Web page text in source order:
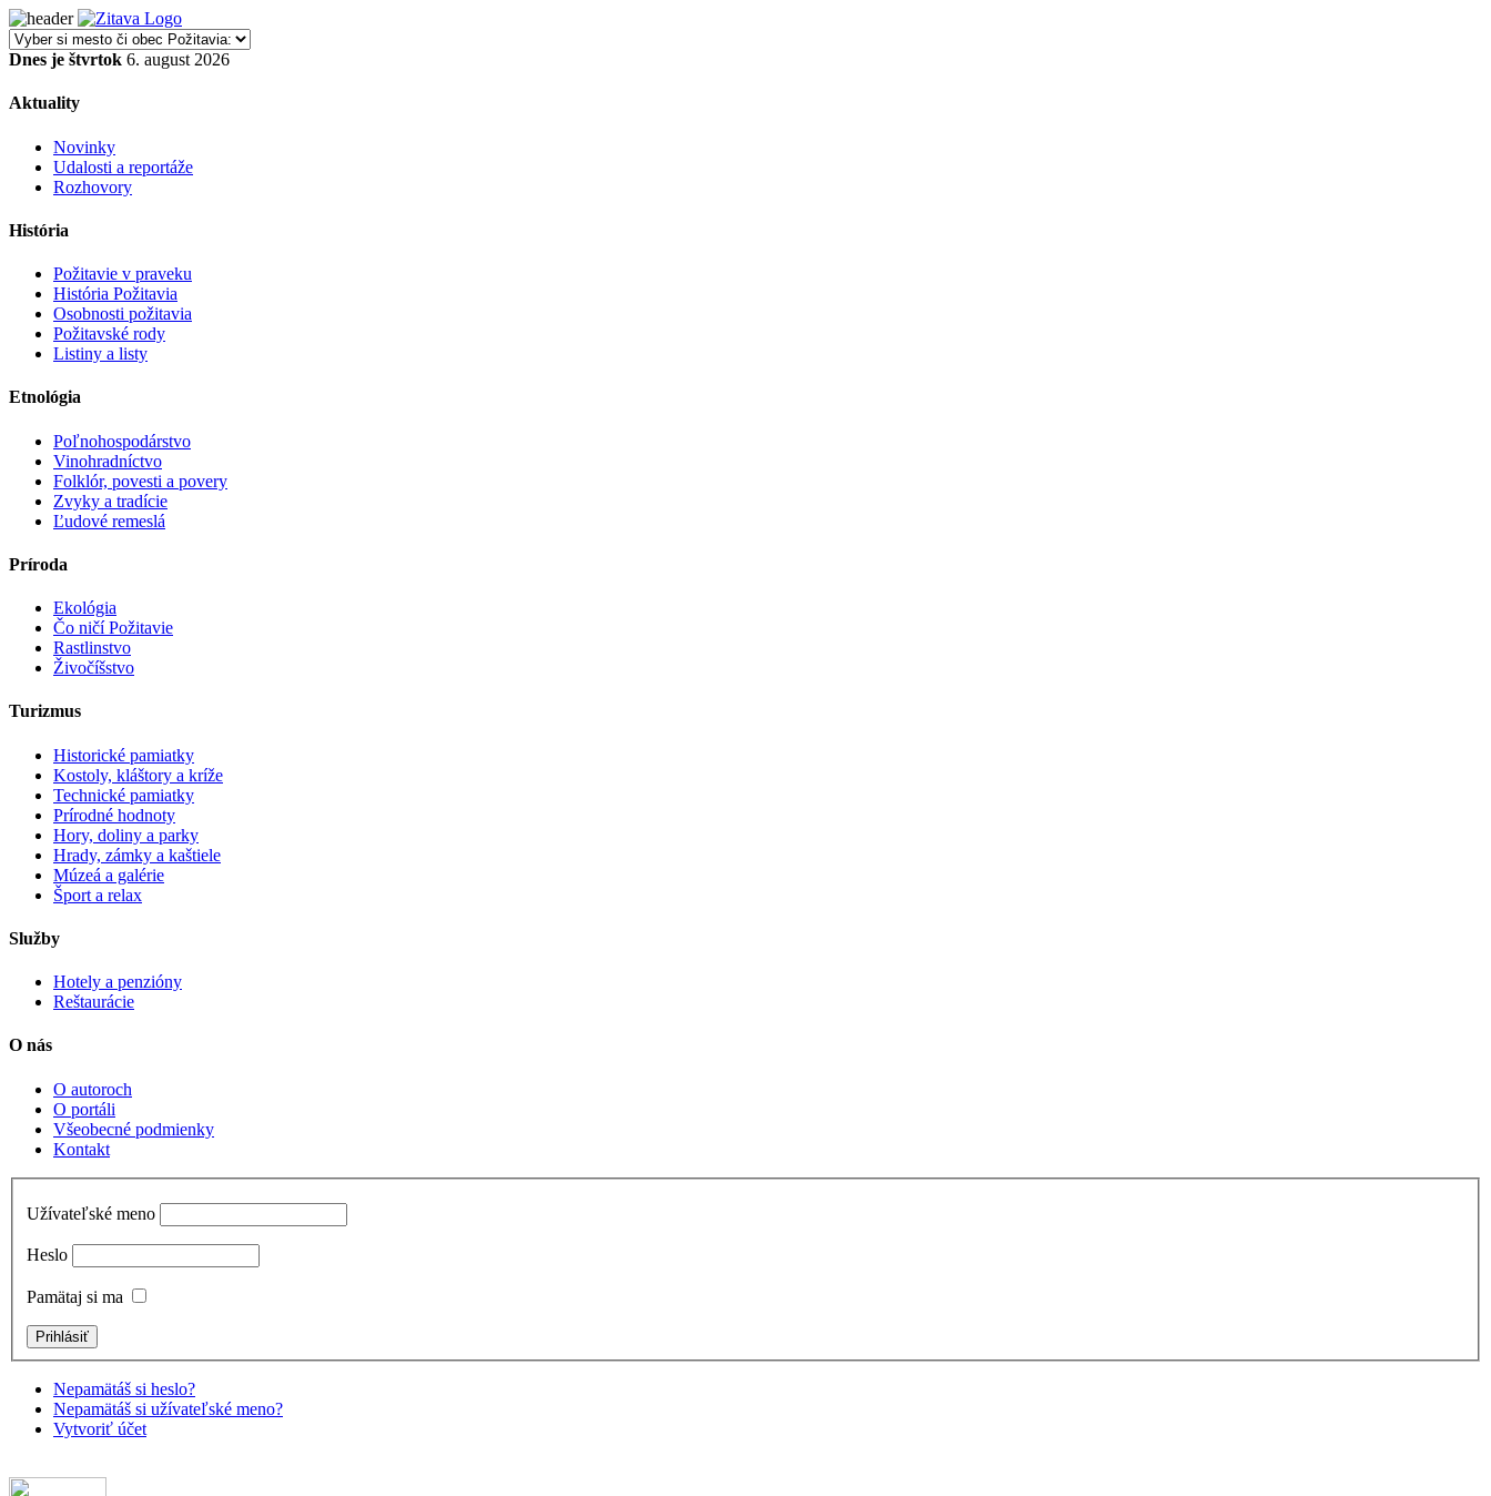
Dnes je štvrtok 6. august 2026
Aktuality
Novinky
Udalosti a reportáže
Rozhovory
História
Požitavie v praveku
História Požitavia
Osobnosti požitavia
Požitavské rody
Listiny a listy
Etnológia
Poľnohospodárstvo
Vinohradníctvo
Folklór, povesti a povery
Zvyky a tradície
Ľudové remeslá
Príroda
Ekológia
Čo ničí Požitavie
Rastlinstvo
Živočíšstvo
Turizmus
Historické pamiatky
Kostoly, kláštory a kríže
Technické pamiatky
Prírodné hodnoty
Hory, doliny a parky
Hrady, zámky a kaštiele
Múzeá a galérie
Šport a relax
Služby
Hotely a penzióny
Reštaurácie
O nás
O autoroch
O portáli
Všeobecné podmienky
Kontakt
Užívateľské meno
Heslo
Pamätaj si ma
Nepamätáš si heslo?
Nepamätáš si užívateľské meno?
Vytvoriť účet